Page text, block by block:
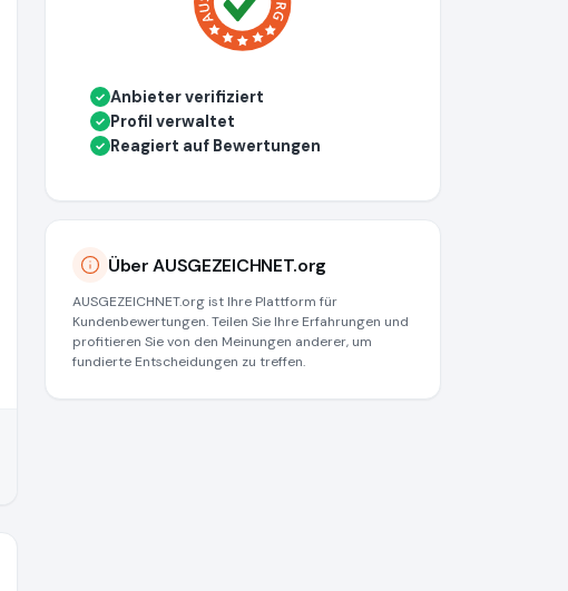
✓ Anbieter verifiziert
✓ Profil verwaltet
✓ Reagiert auf Bewertungen
Über AUSGEZEICHNET.org
AUSGEZEICHNET.org ist Ihre Plattform für
Kundenbewertungen. Teilen Sie Ihre Erfahrungen und
profitieren Sie von den Meinungen anderer, um
fundierte Entscheidungen zu treffen.